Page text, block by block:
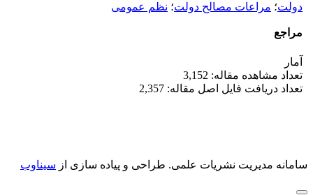
دولت؛ مراعات مصالح دولت؛ نظم عمومی
مراجع
آمار
تعداد مشاهده مقاله: 3,152
تعداد دریافت فایل اصل مقاله: 2,357
سامانه مدیریت نشریات علمی. طراحی و پیاده سازی از سیناوب